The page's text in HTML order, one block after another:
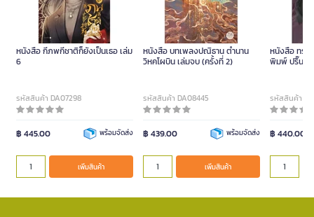
หนังสือ กี่ภพกี่ชาติก็ยังเป็นเธอ เล่ม
6
รหัสสินค้า DA07298
฿ 445.00 พร้อมจัดส่ง
เพิ่มสินค้า
หนังสือ บทเพลงปณิธาน ตำนาน
วิหคโผบิน เล่มจบ (ครั้งที่ 2)
รหัสสินค้า DA08445
฿ 439.00 พร้อมจัดส่ง
เพิ่มสินค้า
หนังสือ ทรร
พิมพ์ ปริ๊นเซ
รหัสสินค้า
฿ 440.00